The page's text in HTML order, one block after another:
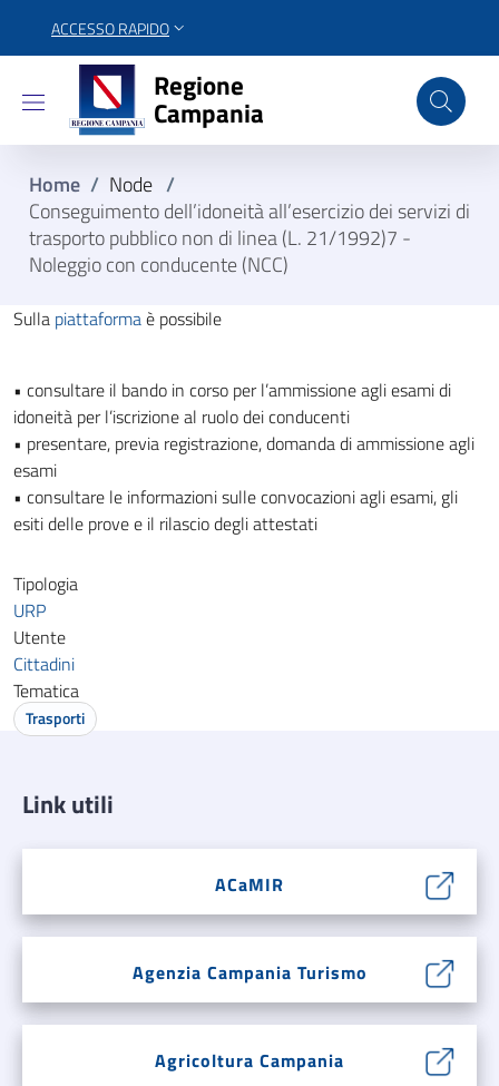
ACCESSO RAPIDO
Regione Campania
Regione
Campania
Home / Node /
Conseguimento dell’idoneità all’esercizio dei servizi di
trasporto pubblico non di linea (L. 21/1992)7 -
Noleggio con conducente (NCC)
Sulla piattaformaè possibile
• consultare il bando in corso per l’ammissione agli esami di
idoneità per l’iscrizione al ruolo dei conducenti
• presentare, previa registrazione, domanda di ammissione agli
esami
• consultare le informazioni sulle convocazioni agli esami, gli
esiti delle prove e il rilascio degli attestati
Tipologia
URP
Utente
Cittadini
Tematica
Trasporti
Link utili
ACaMIR
Agenzia Campania Turismo
Agricoltura Campania